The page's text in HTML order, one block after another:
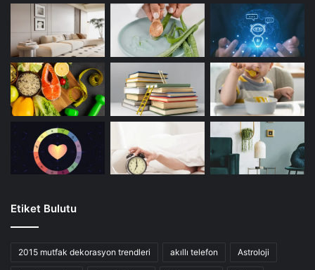
Etiket Bulutu
2015 mutfak dekorasyon trendleri akıllı telefon Astroloji